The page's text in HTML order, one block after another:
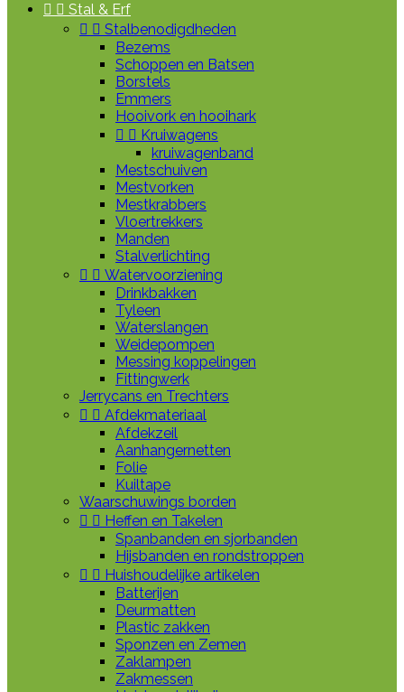
  Stal & Erf
  Stalbenodigdheden
Bezems
Schoppen en Batsen
Borstels
Emmers
Hooivork en hooihark
  Kruiwagens
kruiwagenband
Mestschuiven
Mestvorken
Mestkrabbers
Vloertrekkers
Manden
Stalverlichting
  Watervoorziening
Drinkbakken
Tyleen
Waterslangen
Weidepompen
Messing koppelingen
Fittingwerk
Jerrycans en Trechters
  Afdekmateriaal
Afdekzeil
Aanhangernetten
Folie
Kuiltape
Waarschuwings borden
  Heffen en Takelen
Spanbanden en sjorbanden
Hijsbanden en rondstroppen
  Huishoudelijke artikelen
Batterijen
Deurmatten
Plastic zakken
Sponzen en Zemen
Zaklampen
Zakmessen